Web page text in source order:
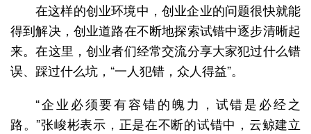
在这样的创业环境中，创业企业的问题很快就能
得到解决，创业道路在不断地探索试错中逐步清晰起
来。在这里，创业者们经常交流分享大家犯过什么错
误、踩过什么坑，“一人犯错，众人得益”。
“企业必须要有容错的魄力，试错是必经之
路。”张峻彬表示，正是在不断的试错中，云鲸建立